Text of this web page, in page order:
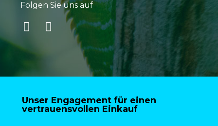
Folgen Sie uns auf
Unser Engagement für einen
vertrauensvollen Einkauf